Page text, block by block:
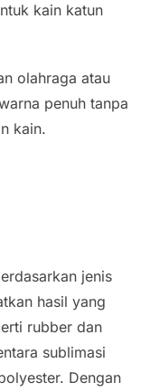
kain katun
olahraga atau
penuh tanpa
kain.
jenis
hasil yang
rubber dan
sublimasi
Dengan